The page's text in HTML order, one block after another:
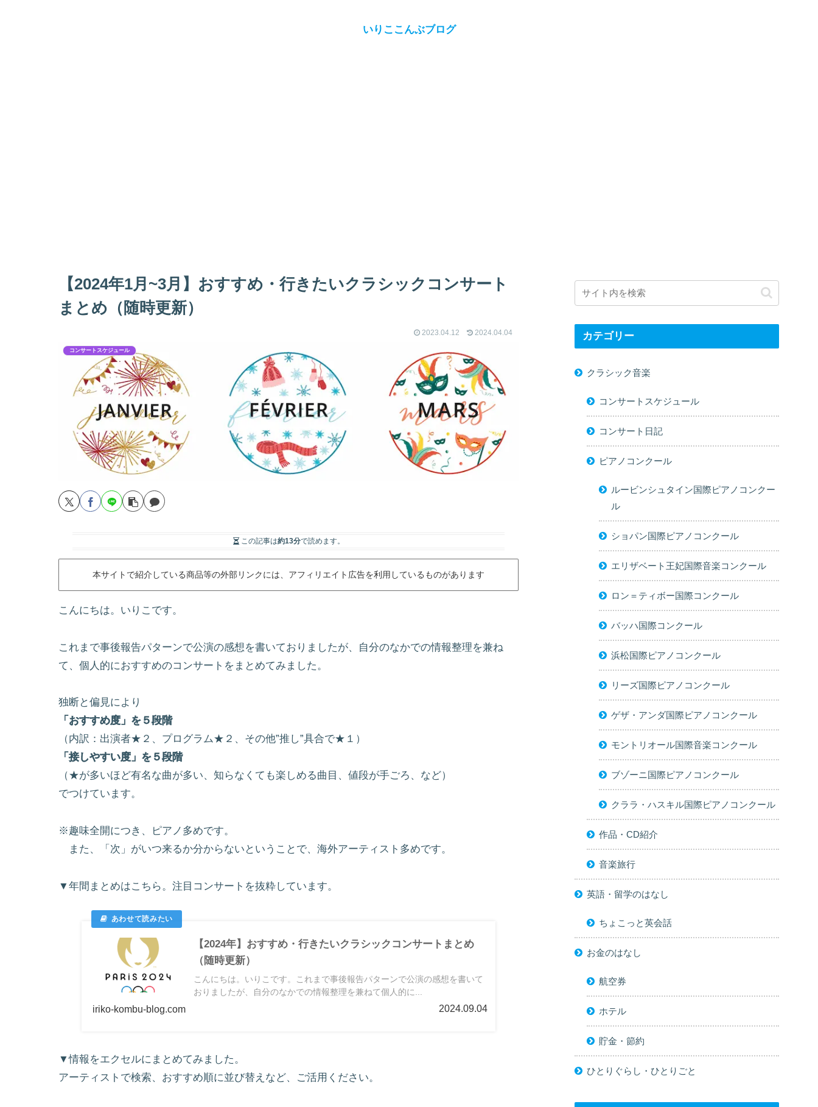
いりここんぶブログ
【2024年1月~3月】おすすめ・行きたいクラシックコンサート
まとめ（随時更新）
2023.04.12 2024.04.04
コンサートスケジュール
この記事は約13分で読めます。
本サイトで紹介している商品等の外部リンクには、アフィリエイト広告を利用しているものがあります
こんにちは。いりこです。
これまで事後報告パターンで公演の感想を書いておりましたが、自分のなかでの情報整理を兼ね
て、個人的におすすめのコンサートをまとめてみました。
独断と偏見により
「おすすめ度」を５段階
（内訳：出演者★２、プログラム★２、その他”推し”具合で★１）
「接しやすい度」を５段階
（★が多いほど有名な曲が多い、知らなくても楽しめる曲目、値段が手ごろ、など）
でつけています。
※趣味全開につき、ピアノ多めです。
また、「次」がいつ来るか分からないということで、海外アーティスト多めです。
▼年間まとめはこちら。注目コンサートを抜粋しています。
【2024年】おすすめ・行きたいクラシックコンサートまとめ
（随時更新）
こんにちは。いりこです。これまで事後報告パターンで公演の感想を書いて
おりましたが、自分のなかでの情報整理を兼ねて個人的に...
iriko-kombu-blog.com 2024.09.04
▼情報をエクセルにまとめてみました。
アーティストで検索、おすすめ順に並び替えなど、ご活用ください。
カテゴリー
クラシック音楽
コンサートスケジュール
コンサート日記
ピアノコンクール
ルービンシュタイン国際ピアノコンクー
ル
ショパン国際ピアノコンクール
エリザベート王妃国際音楽コンクール
ロン＝ティボー国際コンクール
バッハ国際コンクール
浜松国際ピアノコンクール
リーズ国際ピアノコンクール
ゲザ・アンダ国際ピアノコンクール
モントリオール国際音楽コンクール
ブゾーニ国際ピアノコンクール
クララ・ハスキル国際ピアノコンクール
作品・CD紹介
音楽旅行
英語・留学のはなし
ちょこっと英会話
お金のはなし
航空券
ホテル
貯金・節約
ひとりぐらし・ひとりごと